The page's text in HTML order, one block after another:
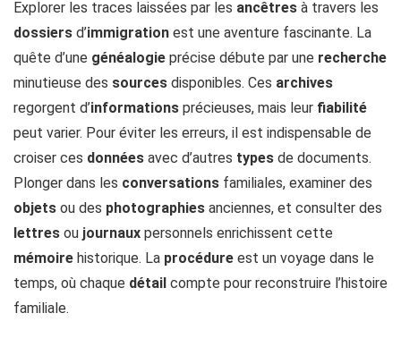
Explorer les traces laissées par les ancêtres à travers les
dossiers d’immigration est une aventure fascinante. La
quête d’une généalogie précise débute par une recherche
minutieuse des sources disponibles. Ces archives
regorgent d’informations précieuses, mais leur fiabilité
peut varier. Pour éviter les erreurs, il est indispensable de
croiser ces données avec d’autres types de documents.
Plonger dans les conversations familiales, examiner des
objets ou des photographies anciennes, et consulter des
lettres ou journaux personnels enrichissent cette
mémoire historique. La procédure est un voyage dans le
temps, où chaque détail compte pour reconstruire l’histoire
familiale.